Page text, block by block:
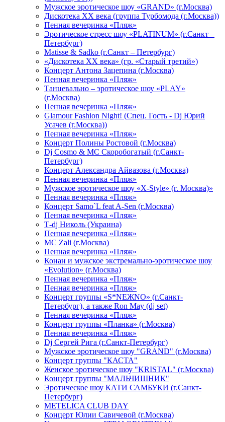
Мужское эротическое шоу «GRAND» (г.Москва)
Дискотека XX века (группа Турбомода (г.Москва))
Пенная вечеринка «Пляж»
Эротическое стресс шоу «PLATINUM» (г.Санкт –
Петербург)
Matisse & Sadko (г.Санкт – Петербург)
«Дискотека ХХ века» (гр. «Старый третий»)
Концерт Антона Зацепина (г.Москва)
Пенная вечеринка «Пляж»
Танцевально – эротическое шоу «PLAY»
(г.Москва)
Пенная вечеринка «Пляж»
Glamour Fashion Night! (Спец. Гость - Dj Юрий
Усачев (г.Москва))
Пенная вечеринка «Пляж»
Концерт Полины Ростовой (г.Москва)
Dj Cosmo & МС Скоробогатый (г.Санкт-
Петербург)
Концерт Александра Айвазова (г.Москва)
Пенная вечеринка «Пляж»
Мужское эротическое шоу «X-Style» (г. Москва)»
Пенная вечеринка «Пляж»
Концерт Samo`L feat A-Sen (г.Москва)
Пенная вечеринка «Пляж»
Т-dj Николь (Украина)
Пенная вечеринка «Пляж»
МС Zali (г.Москва)
Пенная вечеринка «Пляж»
Конан и мужское экстремально-эротическое шоу
«Evolution» (г.Москва)
Пенная вечеринка «Пляж»
Пенная вечеринка «Пляж»
Концерт группы «S*NEЖNO» (г.Санкт-
Петербург), а также Ron May (dj set)
Пенная вечеринка «Пляж»
Концерт группы «Планка» (г.Москва)
Пенная вечеринка «Пляж»
Dj Сергей Рига (г.Санкт-Петербург)
Мужское эротическое шоу "GRAND" (г.Москва)
Концерт группы "КАСТА"
Женское эротическое шоу "KRISTAL" (г.Москва)
Концерт группы "МАЛЬЧИШНИК"
Эротическое шоу КАТИ САМБУКИ (г.Санкт-
Петербург)
METELICA CLUB DAY
Концерт Юлии Савичевой (г.Москва)